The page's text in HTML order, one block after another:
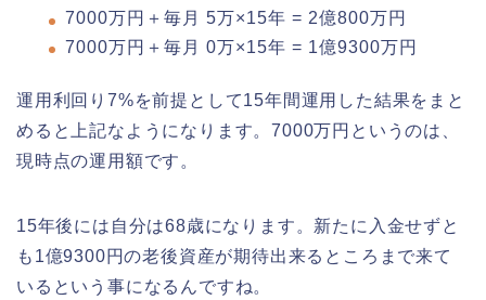
7000万円＋毎月 5万×15年 = 2億800万円
7000万円＋毎月 0万×15年 = 1億9300万円
運用利回り7%を前提として15年間運用した結果をまと
めると上記なようになります。7000万円というのは、
現時点の運用額です。
15年後には自分は68歳になります。新たに入金せずと
も1億9300円の老後資産が期待出来るところまで来て
いるという事になるんですね。